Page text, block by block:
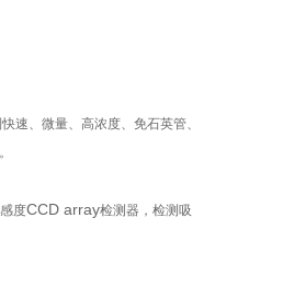
速、微量、高浓度、免石英管、
度CCD array检测器，检测吸